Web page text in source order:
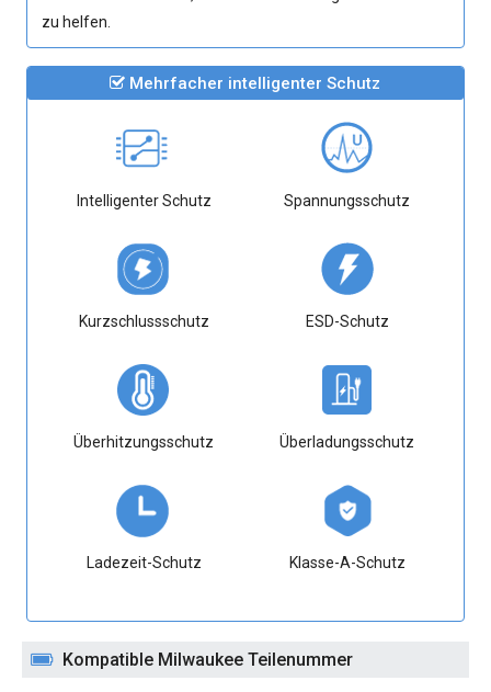
zu helfen.
Mehrfacher intelligenter Schutz
Intelligenter Schutz Spannungsschutz
Kurzschlussschutz ESD-Schutz
Überhitzungsschutz Überladungsschutz
Ladezeit-Schutz Klasse-A-Schutz
Kompatible Milwaukee Teilenummer